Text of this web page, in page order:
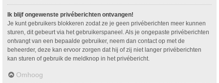
Ik blijf ongewenste privéberichten ontvangen!
Je kunt gebruikers blokkeren zodat ze je geen privéberichten meer kunnen
sturen, dit gebeurt via het gebruikerspaneel. Als je ongepaste privéberichten
ontvangt van een bepaalde gebruiker, neem dan contact op met de
beheerder, deze kan ervoor zorgen dat hij of zij niet langer privéberichten
kan sturen of gebruik de meldknop in het privébericht.
Omhoog